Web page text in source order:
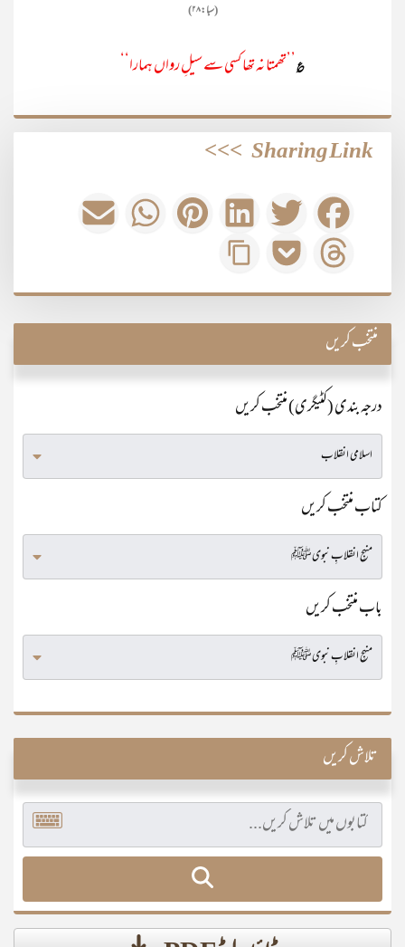
(سبا: ۲۸)
؏ ’’تھمتا نہ تھا کسی سے سیلِ رواں ہمارا‘‘
Sharing Link
>>>
منتخب کریں
درجہ بندی (کٹیگری) منتخب کریں
کتاب منتخب کریں
باب منتخب کریں
تلاش کریں